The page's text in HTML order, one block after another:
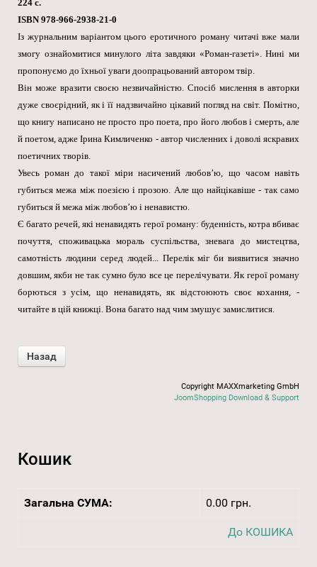
224 с.
ISBN 978-966-2938-21-0
Із журнальним варіантом цього еротичного роману читачі вже мали
змогу ознайомитися минулого літа завдяки «Роман-газеті». Нині ми
пропонуємо до їхньої уваги доопрацьований автором твір.
Він може вразити своєю незвичайністю. Спосіб мислення в авторки
дуже своєрідний, як і її надзвичайно цікавий погляд на світ. Помітно,
що книгу написано не просто про поета, про його любов і смерть, але
й поетом, адже Ірина Кимличенко - автор численних і доволі яскравих
поетичних творів.
Увесь роман до такої міри насичений любов’ю, що часом навіть
губиться межа між поезією і прозою. Але що найцікавіше - так само
губиться й межа між любов’ю і ненавистю.
Є багато речей, які ненавидять герої роману: буденність, котра вбиває
почуття, споживацька мораль суспільства, зневага до мистецтва,
самотність людини серед людей... Перелік міг би виявитися значно
довшим, якби не так сумно було все це перелічувати. Як герої роману
борються з усім, що ненавидять, як відстоюють своє кохання, -
читайте в цій книжці. Вона багато над чим змушує замислитися.
Copyright MAXXmarketing GmbH
JoomShopping Download & Support
Кошик
Загальна СУМА: 0.00 грн.
До КОШИКА